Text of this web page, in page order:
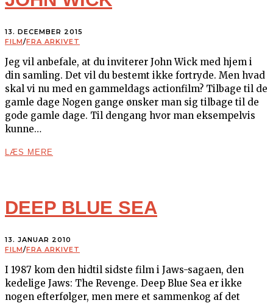
13. DECEMBER 2015
FILM/FRA ARKIVET
Jeg vil anbefale, at du inviterer John Wick med hjem i
din samling. Det vil du bestemt ikke fortryde. Men hvad
skal vi nu med en gammeldags actionfilm? Tilbage til de
gamle dage Nogen gange ønsker man sig tilbage til de
gode gamle dage. Til dengang hvor man eksempelvis
kunne…
LÆS MERE
DEEP BLUE SEA
13. JANUAR 2010
FILM/FRA ARKIVET
I 1987 kom den hidtil sidste film i Jaws-sagaen, den
kedelige Jaws: The Revenge. Deep Blue Sea er ikke
nogen efterfølger, men mere et sammenkog af det